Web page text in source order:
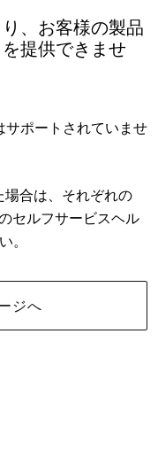
、お客様の製品
提供できませ
サポートされていませ
合は、それぞれの
セルフサービスヘル
。
ジへ